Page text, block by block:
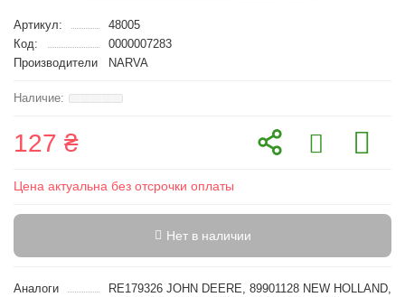
Артикул:
48005
Код:
0000007283
Производители
NARVA
127 ₴
Цена актуальна без отсрочки оплаты
Нет в наличии
Аналоги
RE179326 JOHN DEERE, 89901128 NEW HOLLAND,